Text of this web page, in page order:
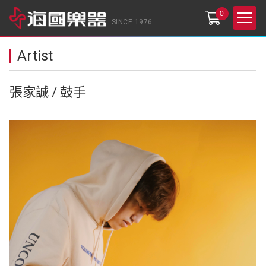
SINCE 1976
0
Artist
張家誠 / 鼓手